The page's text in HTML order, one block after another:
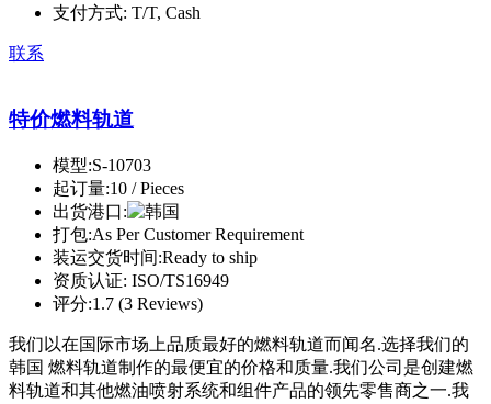
支付方式: T/T, Cash
联系
特价燃料轨道
模型:S-10703
起订量:10 / Pieces
出货港口:
打包:As Per Customer Requirement
装运交货时间:Ready to ship
资质认证: ISO/TS16949
评分:1.7 (3 Reviews)
我们以在国际市场上品质最好的燃料轨道而闻名.选择我们的
韩国 燃料轨道制作的最便宜的价格和质量.我们公司是创建燃
料轨道和其他燃油喷射系统和组件产品的领先零售商之一.我